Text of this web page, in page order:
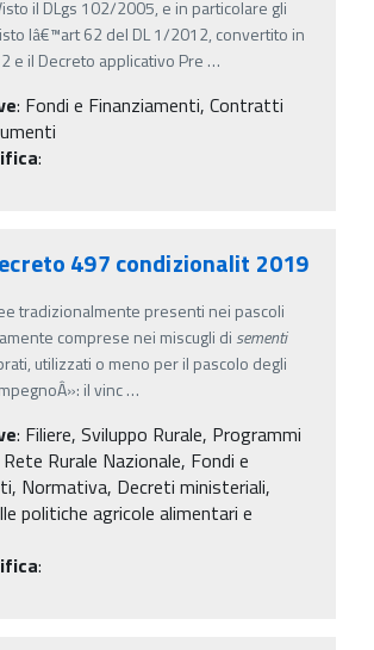
il DLgs 102/2005, e in particolare gli
lâ€™art 62 del DL 1/2012, convertito in
e il Decreto applicativo Pre …
: Fondi e Finanziamenti, Contratti
:
497 condizionalit 2019
tradizionalmente presenti nei pascoli
comprese nei miscugli di sementi
utilizzati o meno per il pascolo degli
il vinc…
: Filiere, Sviluppo Rurale, Programmi
Rurale Nazionale, Fondi e
Normativa, Decreti ministeriali,
politiche agricole alimentari e
: